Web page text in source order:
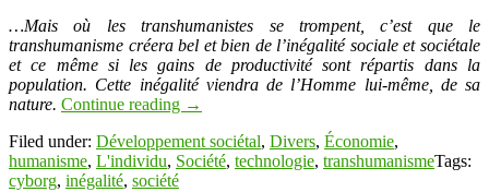
…Mais où les transhumanistes se trompent, c’est que le
transhumanisme créera bel et bien de l’inégalité sociale et sociétale
et ce même si les gains de productivité sont répartis dans la
population. Cette inégalité viendra de l’Homme lui-même, de sa
nature. Continue reading →
Filed under: Développement sociétal, Divers, Économie,
humanisme, L'individu, Société, technologie, transhumanismeTags:
cyborg, inégalité, société